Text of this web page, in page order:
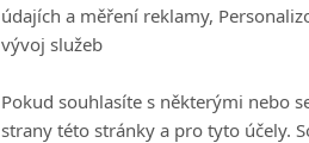
údajích a měření reklamy,
vývoj služeb
Pokud souhlasíte s některými nebo
strany této stránky a pro tyto účely.